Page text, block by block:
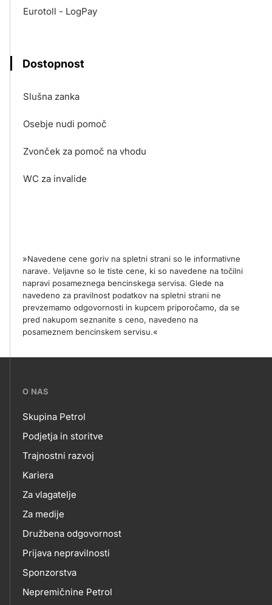
Eurotoll - LogPay
Dostopnost
Slušna zanka
Osebje nudi pomoč
Zvonček za pomoč na vhodu
WC za invalide
»Navedene cene goriv na spletni strani so le informativne
narave. Veljavne so le tiste cene, ki so navedene na točilni
napravi posameznega bencinskega servisa. Glede na
navedeno za pravilnost podatkov na spletni strani ne
prevzemamo odgovornosti in kupcem priporočamo, da se
pred nakupom seznanite s ceno, navedeno na
posameznem bencinskem servisu.«
???
skupno.footer-
title???
O NAS
O
NAS
Skupina Petrol
Podjetja in storitve
Trajnostni razvoj
Kariera
Za vlagatelje
Za medije
Družbena odgovornost
Prijava nepravilnosti
Sponzorstva
Nepremičnine Petrol